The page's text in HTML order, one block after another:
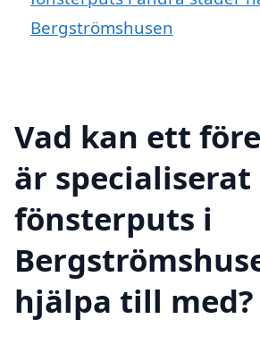
Bergströmshusen
Vad kan ett
är specialiserat
fönsterputs i
hjälpa till med?